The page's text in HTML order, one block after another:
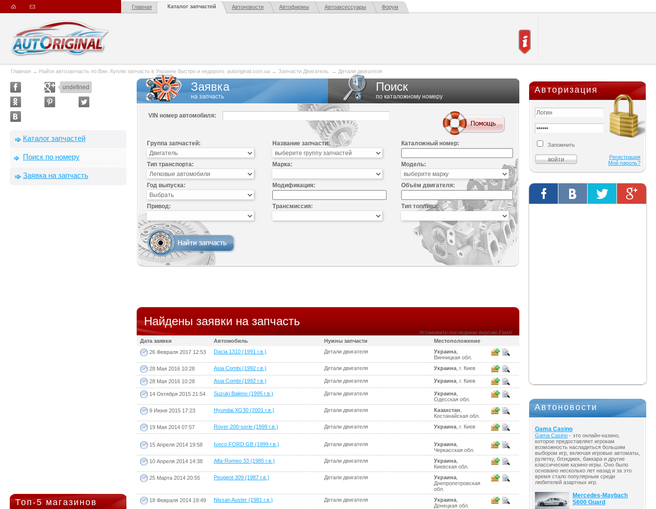
Главная Каталог запчастей Автоновости Автофирмы Автоаксессуары Форум
Главная → Найти автозапчасть по Вин. Куплю запчасть в Украине быстро и недорого. autoriginal.com.ua → Запчасти Двигатель. → Детали двигателя
undefined
Каталог запчастей
Поиск по номеру
Заявка на запчасть
Топ-5 магазинов
Заявка
на запчасть
Поиск
по каталожному номеру
VIN номер автомобиля:
Группа запчастей: Название запчасти: Каталожный номер:
Тип транспорта: Марка: Модель:
Год выпуска: Модификация: Объём двигателя:
Привод: Трансмиссия: Тип топлива:
Найдены заявки на запчасть
Установите последнюю версию Flash
Дата заявки
Автомобиль Нужны запчасти
Местоположение
26 Февраля 2017 12:53
Dacia 1310 (1991 г.в.) Детали двигателя Украина
Винницкая обл.
28 Мая 2016 10:28
Asia Combi (1992 г.в.) Детали двигателя Украина , г. Киев
28 Мая 2016 10:28 Asia Combi (1992 г.в.) Детали двигателя Украина , г. Киев
14 Октября 2015 21:54 Suzuki Baleno (1995 г.в.) Детали двигателя Украина
Одесская обл.
9 Июня 2015 17:23
Hyundai XG30 (2001 г.в.) Детали двигателя Казахстан
Костанайская обл.
19 Мая 2014 07:57
Rover 200-serie (1999 г.в.) Детали двигателя Украина , г. Киев
15 Апреля 2014 19:58 Iveco FORD GB (1999 г.в.) Детали двигателя Украина
Черкасская обл.
10 Апреля 2014 14:38
Alfa-Romeo 33 (1985 г.в.) Детали двигателя Украина
Киевская обл.
25 Марта 2014 20:55
Peugeot 309 (1987 г.в.) Детали двигателя Украина
Днепропетровская
обл.
18 Февраля 2014 19:49
Nissan Auster (1981 г.в.) Детали двигателя Украина
Донецкая обл.
Авторизация
Запомнить
Регистрация
Мой пароль?
Автоновости
Gama Casino
Gama Casino - это онлайн-казино,
которое предоставляет игрокам
возможность насладиться большим
выбором игр, включая игровые автоматы,
рулетку, блэкджек, баккара и другие
классические казино-игры. Оно было
основано несколько лет назад и за это
время стало популярным среди
любителей азартных игр.
Mercedes-Maybach
S600 Guard